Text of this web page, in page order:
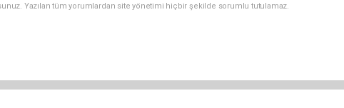
Yazılan tüm yorumlardan site yönetimi hiçbir şekilde sorumlu tutulamaz.